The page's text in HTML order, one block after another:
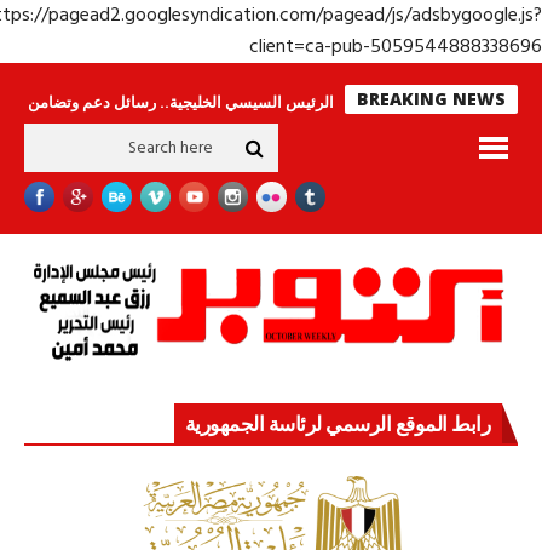
https://pagead2.googlesyndication.com/pagead/js/
client=ca-pub-
BREAKING NEWS
ينامون جولة الرئيس السيسي الخليجية.. رسائل دعم وتضامن للأشقاء
رابط الموقع الرسمي لرئاسة الجمهورية